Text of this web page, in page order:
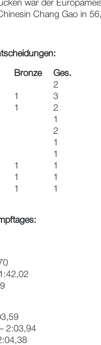
war der
Chang Gao in
Bronze
Ges.
2
1
3
1
2
1
2
1
1
1
1
1
1
1 1
2:03,94